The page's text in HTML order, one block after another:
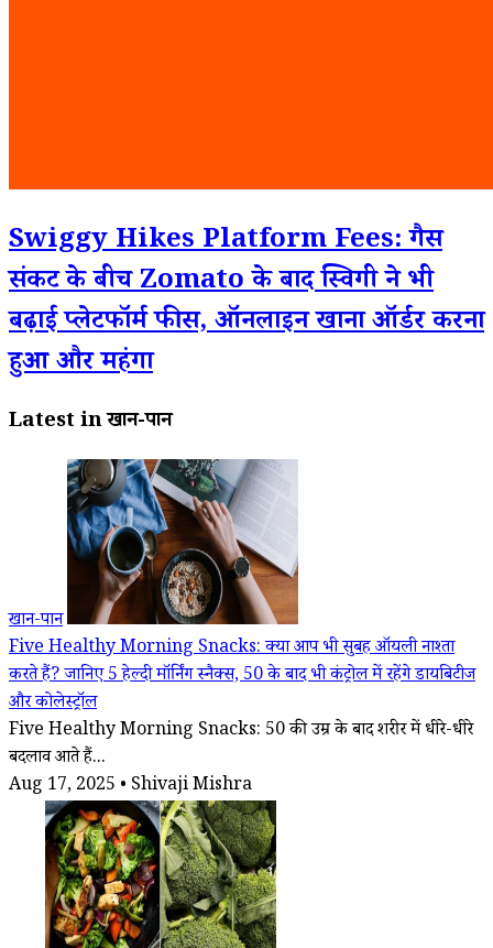
Swiggy Hikes Platform Fees: गैस
संकट के बीच Zomato के बाद स्विगी ने भी
बढ़ाई प्लेटफॉर्म फीस, ऑनलाइन खाना ऑर्डर करना
हुआ और महंगा
Latest in खान-पान
खान-पान
Five Healthy Morning Snacks: क्या आप भी सुबह ऑयली नाश्ता
करते हैं? जानिए 5 हेल्दी मॉर्निंग स्नैक्स, 50 के बाद भी कंट्रोल में रहेंगे डायबिटीज
और कोलेस्ट्रॉल
Five Healthy Morning Snacks: 50 की उम्र के बाद शरीर में धीरे-धीरे
बदलाव आते हैं...
Aug 17, 2025 • Shivaji Mishra